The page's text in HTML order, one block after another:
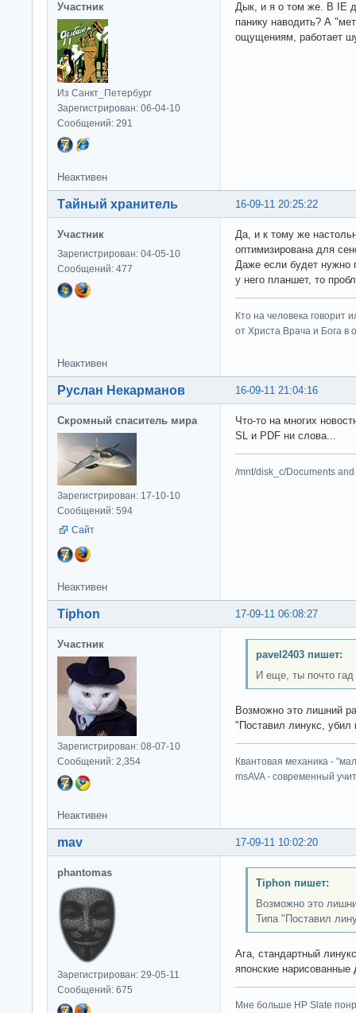
Участник
Из Санкт_Петербург
Зарегистрирован: 06-04-10
Сообщений: 291
Дык, и я о том же. В IE
панику наводить? А
ощущениям, работает
Неактивен
16-09-11 20:25:22
Тайный хранитель
Участник
Зарегистрирован: 04-05-10
Сообщений: 477
Да, и к тому же
оптимизирована для
Даже если будет нужно
у него планшет, то
Кто на человека говорит
от Христа Врача и Бога в
Неактивен
16-09-11 21:04:16
Руслан Некарманов
Скромный спаситель мира
Зарегистрирован: 17-10-10
Сообщений: 594
Сайт
Что-то на многих
SL и PDF ни слова...
/mnt/disk_c/Documents
Неактивен
17-09-11 06:08:27
Tiphon
Участник
Зарегистрирован: 08-07-10
Сообщений: 2,354
pavel2403 пишет:
И еще, ты почто
Возможно это лишний
"Поставил линукс, убил
Квантовая механика -
msAVA - современный
Неактивен
17-09-11 10:02:20
mav
phantomas
Зарегистрирован: 29-05-11
Сообщений: 675
Tiphon пишет:
Возможно это
Типа "Поставил
Ага, стандартный
японские нарисованные
Мне больше HP Slate